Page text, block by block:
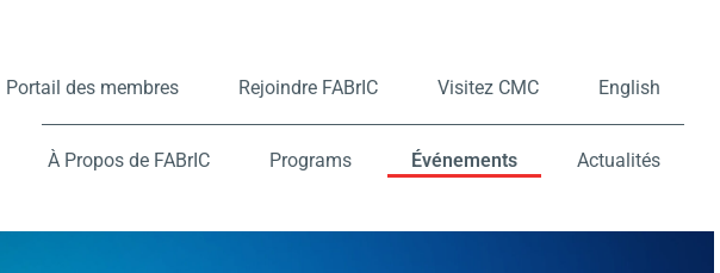
Portail des membres Rejoindre FABrIC Visitez CMC English
À Propos de FABrIC Programs Événements Actualités